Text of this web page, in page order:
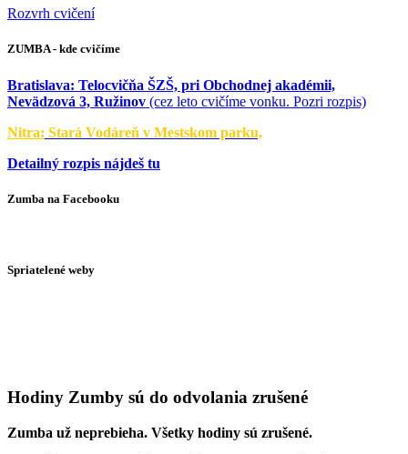
Rozvrh cvičení
ZUMBA - kde cvičíme
Bratislava: Telocvičňa ŠZŠ, pri Obchodnej akadémii,
Nevädzová 3, Ružinov (cez leto cvičíme vonku. Pozri rozpis)
Nitra: Stará Vodáreň v Mestskom parku,
Detailný rozpis nájdeš tu
Zumba na Facebooku
Spriatelené weby
Hodiny Zumby sú do odvolania zrušené
Zumba už neprebieha. Všetky hodiny sú zrušené.